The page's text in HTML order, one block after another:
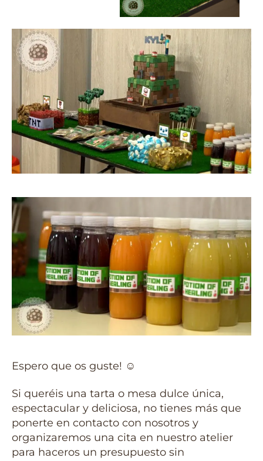
Espero que os guste! ☺️
Si queréis una tarta o mesa dulce única,
espectacular y deliciosa, no tienes más que
ponerte en contacto con nosotros y
organizaremos una cita en nuestro atelier
para haceros un presupuesto sin